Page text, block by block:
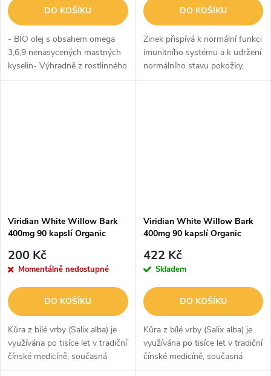
DO KOŠÍKU
- BIO olej s obsahem omega
3,6,9 nenasycených mastných
kyselin- Výhradně z rostlinného
zdroje- Vhodné pro děti od 1
DO KOŠÍKU
Zinek přispívá k normální funkci
imunitního systému a k udržení
normálního stavu pokožky,
vlasů, nehtů, zraku a kostí.
Viridian White Willow Bark
400mg 90 kapslí Organic
200 Kč
Momentálně nedostupné
DO KOŠÍKU
Kůra z bílé vrby (Salix alba) je
využívána po tisíce let v tradiční
čínské medicíně, současná
legislativa EU nám však
Viridian White Willow Bark
400mg 90 kapslí Organic
422 Kč
Skladem
DO KOŠÍKU
Kůra z bílé vrby (Salix alba) je
využívána po tisíce let v tradiční
čínské medicíně, současná
legislativa EU nám však